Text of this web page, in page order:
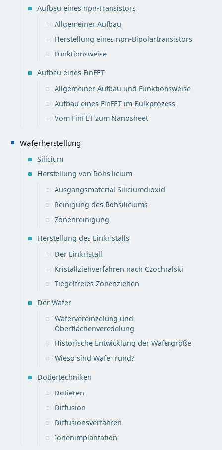
Aufbau eines npn-Transistors
Allgemeiner Aufbau
Herstellung eines npn-Bipolartransistors
Funktionsweise
Aufbau eines FinFET
Allgemeiner Aufbau und Funktionsweise
Aufbau eines FinFET im Bulkprozess
Vom FinFET zum Nanosheet
Waferherstellung
Silicium
Herstellung von Rohsilicium
Ausgangsmaterial Siliciumdioxid
Reinigung des Rohsiliciums
Zonenreinigung
Herstellung des Einkristalls
Der Einkristall
Kristallziehverfahren nach Czochralski
Tiegelfreies Zonenziehen
Der Wafer
Wafervereinzelung und
Oberflächenveredelung
Historische Entwicklung der Wafergröße
Wieso sind Wafer rund?
Dotiertechniken
Dotieren
Diffusion
Diffusionsverfahren
Ionenimplantation